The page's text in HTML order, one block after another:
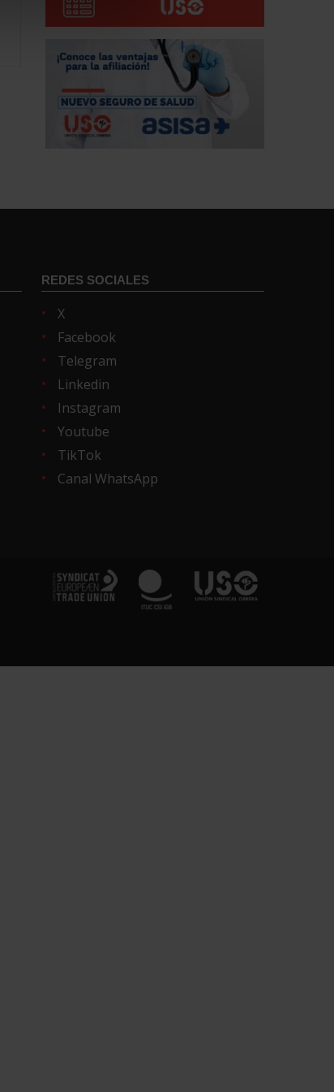
REDES SOCIALES
X
Facebook
Telegram
Linkedin
Instagram
Youtube
TikTok
Canal WhatsApp